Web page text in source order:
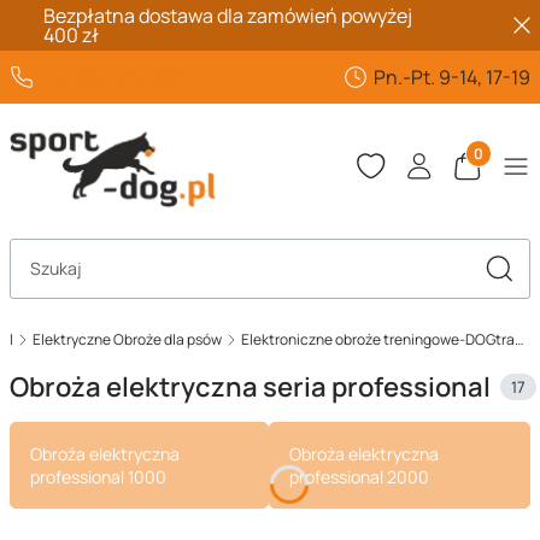
Bezpłatna dostawa dla zamówień powyżej
400 zł
Pn.-Pt. 9-14, 17-19
Produkty
Otwórz wyszukiwarkę
Elektryczne Obroże dla psów Elektroniczne obroże treningowe-DOGtrace
Obroża elektryczna seria professional 17
Obroża elektryczna
professional 1000
Obroża elektryczna
professional 2000